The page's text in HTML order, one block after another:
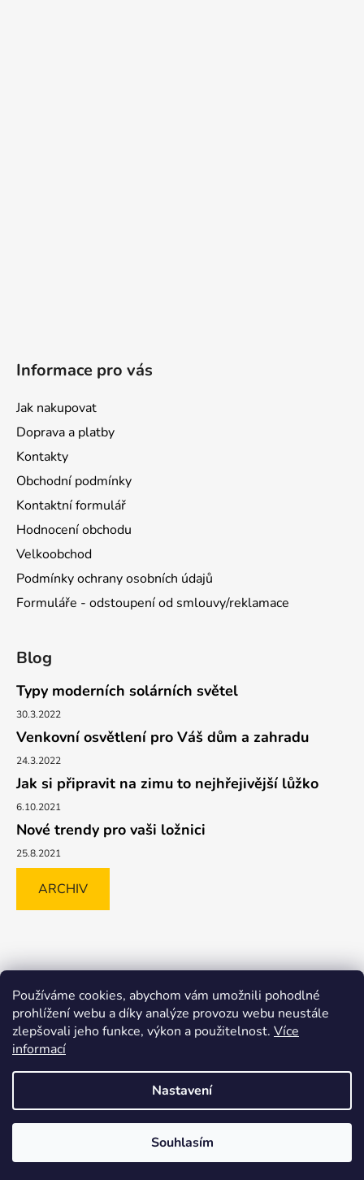
Používáme cookies, abychom vám umožnili pohodlné
prohlížení webu a díky analýze provozu webu neustále
zlepšovali jeho funkce, výkon a použitelnost. Více
informací
Nastavení
Souhlasím
Informace pro vás
Jak nakupovat
Doprava a platby
Kontakty
Obchodní podmínky
Kontaktní formulář
Hodnocení obchodu
Velkoobchod
Podmínky ochrany osobních údajů
Formuláře - odstoupení od smlouvy/reklamace
Blog
Typy moderních solárních světel
30.3.2022
Venkovní osvětlení pro Váš dům a zahradu
24.3.2022
Jak si připravit na zimu to nejhřejivější lůžko
6.10.2021
Nové trendy pro vaši ložnici
25.8.2021
ARCHIV
MALL.CZ
Vytvořil Shoptet
Bavlissimo.eu
vyhrazena.